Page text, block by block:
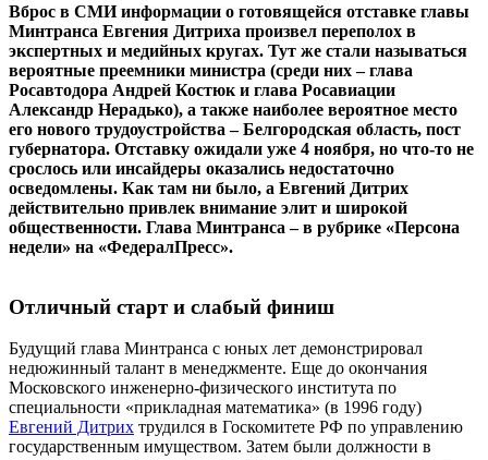
Вброс в СМИ информации о готовящейся отставке главы
Минтранса Евгения Дитриха произвел переполох в
экспертных и медийных кругах. Тут же стали называться
вероятные преемники министра (среди них – глава
Росавтодора Андрей Костюк и глава Росавиации
Александр Нерадько), а также наиболее вероятное место
его нового трудоустройства – Белгородская область, пост
губернатора. Отставку ожидали уже 4 ноября, но что-то не
срослось или инсайдеры оказались недостаточно
осведомлены. Как там ни было, а Евгений Дитрих
действительно привлек внимание элит и широкой
общественности. Глава Минтранса – в рубрике «Персона
недели» на «ФедералПресс».
Отличный старт и слабый финиш
Будущий глава Минтранса с юных лет демонстрировал
недюжинный талант в менеджменте. Еще до окончания
Московского инженерно-физического института по
специальности «прикладная математика» (в 1996 году)
Евгений Дитрих трудился в Госкомитете РФ по управлению
государственным имуществом. Затем были должности в